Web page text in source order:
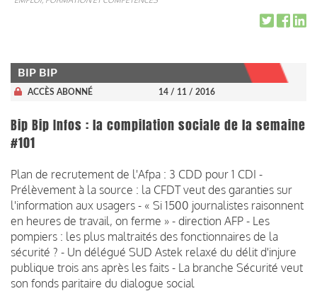
BIP BIP
ACCÈS ABONNÉ 14 / 11 / 2016
Bip Bip Infos : la compilation sociale de la semaine
#101
Plan de recrutement de l'Afpa : 3 CDD pour 1 CDI -
Prélèvement à la source : la CFDT veut des garanties sur
l'information aux usagers - « Si 1500 journalistes raisonnent
en heures de travail, on ferme » - direction AFP - Les
pompiers : les plus maltraités des fonctionnaires de la
sécurité ? - Un délégué SUD Astek relaxé du délit d'injure
publique trois ans après les faits - La branche Sécurité veut
son fonds paritaire du dialogue social